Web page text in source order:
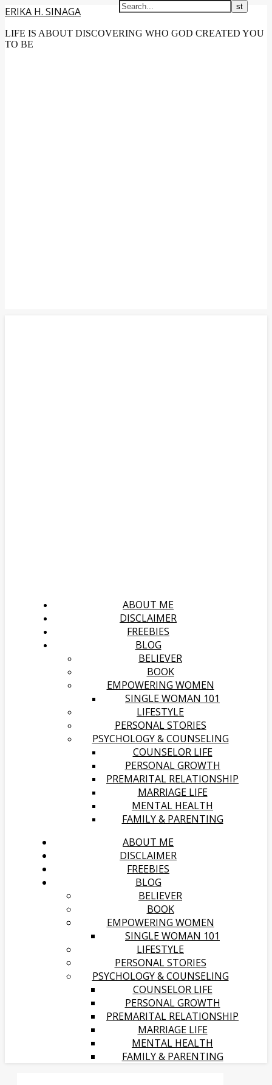
ERIKA H. SINAGA
LIFE IS ABOUT DISCOVERING WHO GOD CREATED YOU
TO BE
ABOUT ME
DISCLAIMER
FREEBIES
BLOG
BELIEVER
BOOK
EMPOWERING WOMEN
SINGLE WOMAN 101
LIFESTYLE
PERSONAL STORIES
PSYCHOLOGY & COUNSELING
COUNSELOR LIFE
PERSONAL GROWTH
PREMARITAL RELATIONSHIP
MARRIAGE LIFE
MENTAL HEALTH
FAMILY & PARENTING
ABOUT ME
DISCLAIMER
FREEBIES
BLOG
BELIEVER
BOOK
EMPOWERING WOMEN
SINGLE WOMAN 101
LIFESTYLE
PERSONAL STORIES
PSYCHOLOGY & COUNSELING
COUNSELOR LIFE
PERSONAL GROWTH
PREMARITAL RELATIONSHIP
MARRIAGE LIFE
MENTAL HEALTH
FAMILY & PARENTING